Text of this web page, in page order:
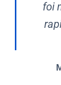
foi